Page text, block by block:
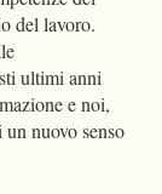
del lavoro.
ultimi anni
e noi,
nuovo senso